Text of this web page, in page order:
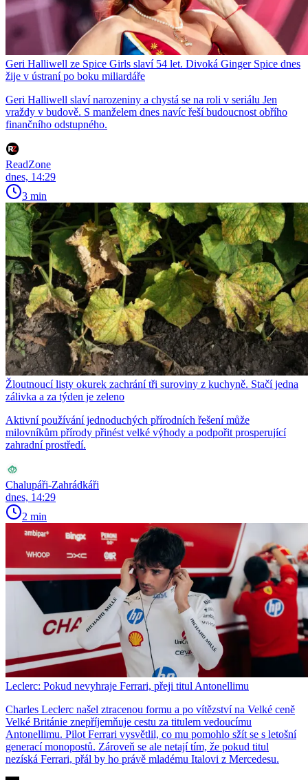
Geri Halliwell ze Spice Girls slaví 54 let. Divoká Ginger Spice dnes
žije v ústraní po boku miliardáře
Geri Halliwell slaví narozeniny a chystá se na roli v seriálu Jen
vraždy v budově. S manželem dnes navíc řeší budoucnost obřího
finančního odstupného.
ReadZone
dnes, 14:29
3 min
Žloutnoucí listy okurek zachrání tři suroviny z kuchyně. Stačí jedna
zálivka a za týden je zeleno
Aktivní používání jednoduchých přírodních řešení může
milovníkům přírody přinést velké výhody a podpořit prosperující
zahradní prostředí.
Chalupáři-Zahrádkáři
dnes, 14:29
2 min
Leclerc: Pokud nevyhraje Ferrari, přeji titul Antonellimu
Charles Leclerc našel ztracenou formu a po vítězství na Velké ceně
Velké Británie znepříjemňuje cestu za titulem vedoucímu
Antonellimu. Pilot Ferrari vysvětlil, co mu pomohlo sžít se s letošní
generací monopostů. Zároveň se ale netají tím, že pokud titul
nezíská Ferrari, přál by ho právě mladému Italovi z Mercedesu.